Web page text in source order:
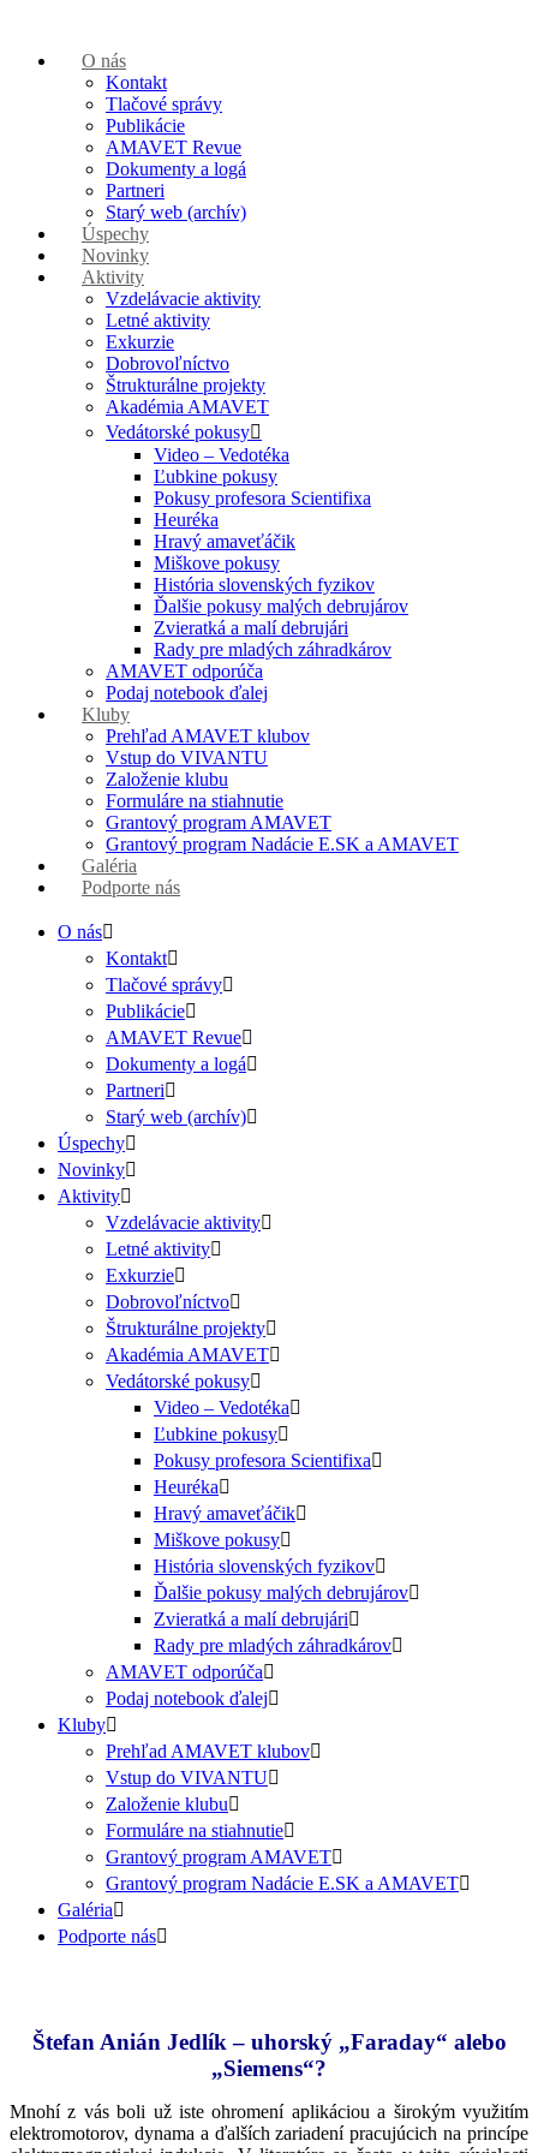
O nás
Kontakt
Tlačové správy
Publikácie
AMAVET Revue
Dokumenty a logá
Partneri
Starý web (archív)
Úspechy
Novinky
Aktivity
Vzdelávacie aktivity
Letné aktivity
Exkurzie
Dobrovoľníctvo
Štrukturálne projekty
Akadémia AMAVET
Vedátorské pokusy
Video – Vedotéka
Ľubkine pokusy
Pokusy profesora Scientifixa
Heuréka
Hravý amaveťáčik
Miškove pokusy
História slovenských fyzikov
Ďalšie pokusy malých debrujárov
Zvieratká a malí debrujári
Rady pre mladých záhradkárov
AMAVET odporúča
Podaj notebook ďalej
Kluby
Prehľad AMAVET klubov
Vstup do VIVANTU
Založenie klubu
Formuláre na stiahnutie
Grantový program AMAVET
Grantový program Nadácie E.SK a AMAVET
Galéria
Podporte nás
O nás
Kontakt
Tlačové správy
Publikácie
AMAVET Revue
Dokumenty a logá
Partneri
Starý web (archív)
Úspechy
Novinky
Aktivity
Vzdelávacie aktivity
Letné aktivity
Exkurzie
Dobrovoľníctvo
Štrukturálne projekty
Akadémia AMAVET
Vedátorské pokusy
Video – Vedotéka
Ľubkine pokusy
Pokusy profesora Scientifixa
Heuréka
Hravý amaveťáčik
Miškove pokusy
História slovenských fyzikov
Ďalšie pokusy malých debrujárov
Zvieratká a malí debrujári
Rady pre mladých záhradkárov
AMAVET odporúča
Podaj notebook ďalej
Kluby
Prehľad AMAVET klubov
Vstup do VIVANTU
Založenie klubu
Formuláre na stiahnutie
Grantový program AMAVET
Grantový program Nadácie E.SK a AMAVET
Galéria
Podporte nás
Štefan Anián Jedlík – uhorský „Faraday“ alebo
„Siemens“?
Mnohí z vás boli už iste ohromení aplikáciou a širokým využitím
elektromotorov, dynama a ďalších zariadení pracujúcich na princípe